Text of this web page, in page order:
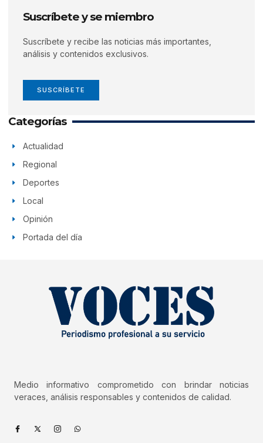
Suscríbete y se miembro
Suscríbete y recibe las noticias más importantes,
análisis y contenidos exclusivos.
SUSCRÍBETE
Categorías
Actualidad
Regional
Deportes
Local
Opinión
Portada del día
Medio informativo comprometido con brindar noticias
veraces, análisis responsables y contenidos de calidad.